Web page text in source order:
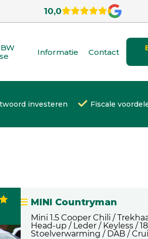
10,0
Informatie Contact
investeren Fiscale
MINI Countryman
Mini 1.5 Cooper Chili /
Head-up / Leder / Keyless /
Stoelverwarming / DAB /